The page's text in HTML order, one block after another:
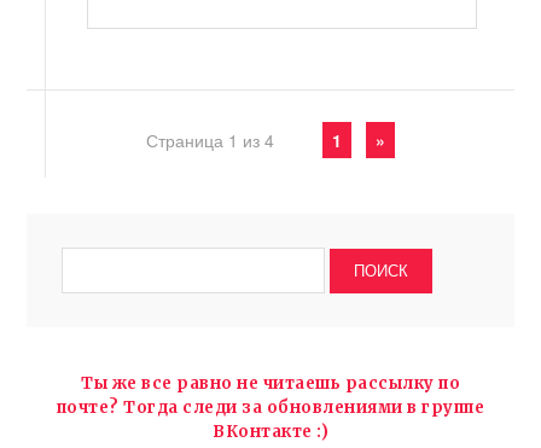
Страница 1 из 4 1 »
Ты же все равно не читаешь рассылку по
почте? Тогда следи за обновлениями в группе
ВКонтакте :)